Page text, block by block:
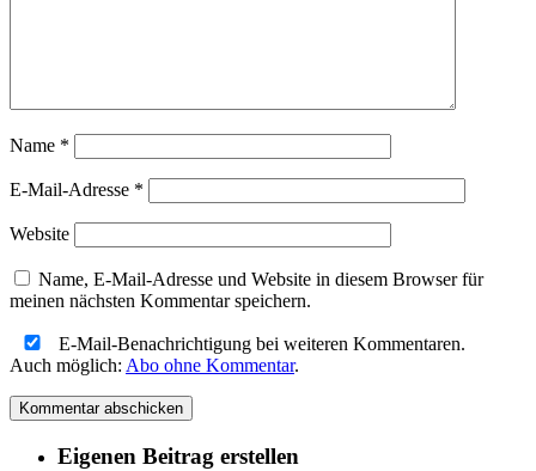
Name *
E-Mail-Adresse *
Website
Name, E-Mail-Adresse und Website in diesem Browser für
meinen nächsten Kommentar speichern.
E-Mail-Benachrichtigung bei weiteren Kommentaren.
Auch möglich: Abo ohne Kommentar.
Eigenen Beitrag erstellen